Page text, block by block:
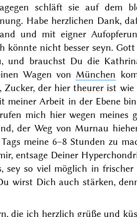
schläft sie auf dem
Habe herzlichen Dank,
und mit eigner
könnte nicht besser seyn.
und brauchst Du die
Wagen von München
Zucker, der hier theurer ist
meiner Arbeit in der Ebene
mich hier wegen meines
der Weg von Murnau
meine 6–8 Stunden zu
, entsage Deiner
sey so viel möglich in frischer
wirst Dich auch stärken,
, die ich herzlich grüße und